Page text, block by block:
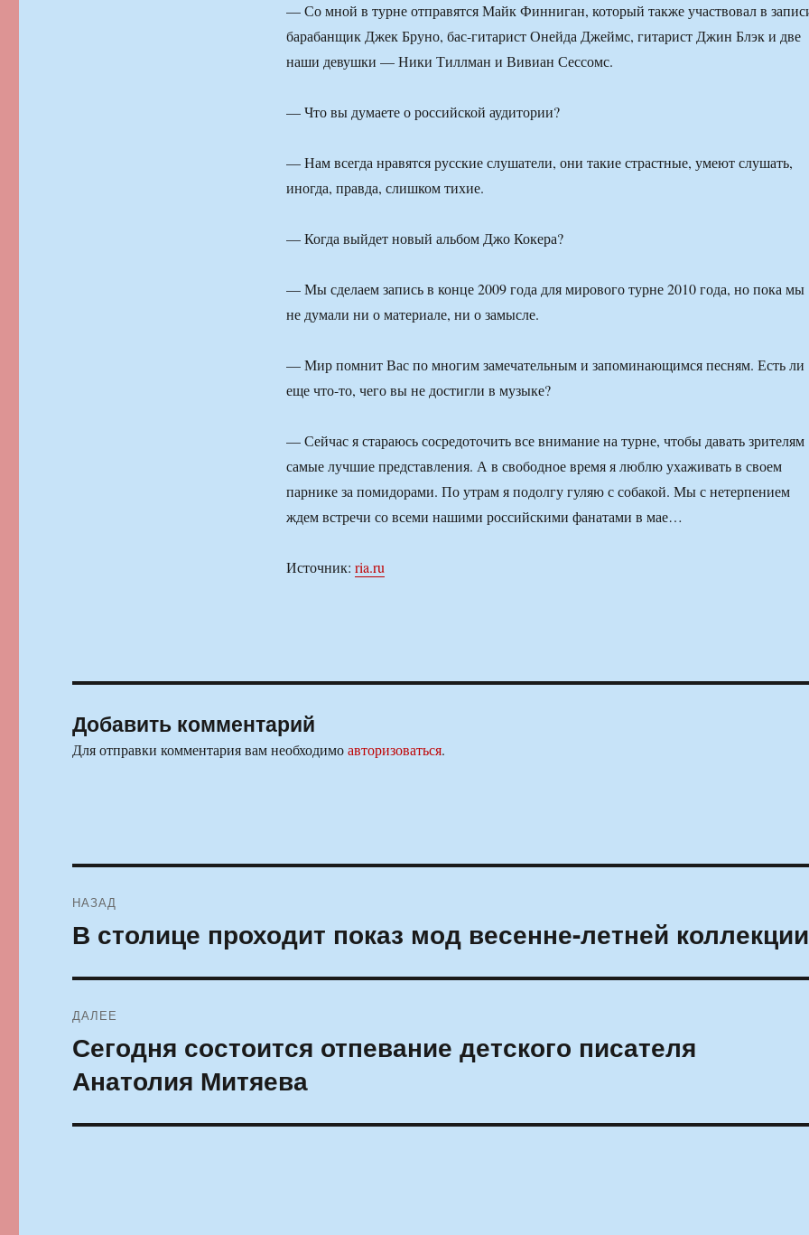
— Со мной в турне отправятся Майк Финниган, который также участвовал в
барабанщик Джек Бруно, бас-гитарист Онейда Джеймс, гитарист Джин Блэк и две
наши девушки — Ники Тиллман и Вивиан Сессомс.
— Что вы думаете о российской аудитории?
— Нам всегда нравятся русские слушатели, они такие страстные, умеют слушать,
иногда, правда, слишком тихие.
— Когда выйдет новый альбом Джо Кокера?
— Мы сделаем запись в конце 2009 года для мирового турне 2010 года, но пока мы
не думали ни о материале, ни о замысле.
— Мир помнит Вас по многим замечательным и запоминающимся песням. Есть ли
еще что-то, чего вы не достигли в музыке?
— Сейчас я стараюсь сосредоточить все внимание на турне, чтобы давать зрителям
самые лучшие представления. А в свободное время я люблю ухаживать в своем
парнике за помидорами. По утрам я подолгу гуляю с собакой. Мы с нетерпением
ждем встречи со всеми нашими российскими фанатами в мае…
Источник: ria.ru
Добавить комментарий
Для отправки комментария вам необходимоавторизоваться.
по
НАЗАД
Предыдущая
В столице проходит показ мод весенне-летней коллекции
ДАЛЕЕ
Следующая
Сегодня состоится отпевание детского писателя
Анатолия Митяева